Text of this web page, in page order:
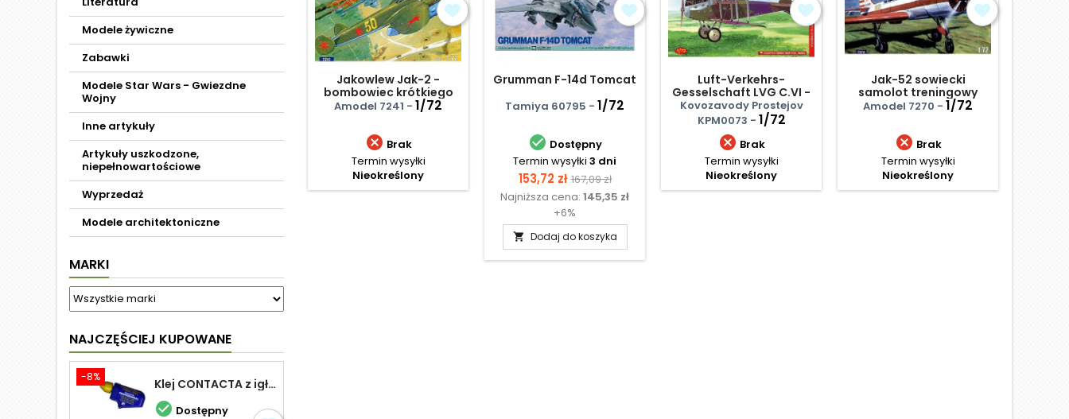
Modele żywiczne
Zabawki
Modele Star Wars - Gwiezdne
Wojny
Inne artykuły
Artykuły uszkodzone,
niepełnowartościowe
Wyprzedaż
Modele architektoniczne
MARKI
NAJCZĘŚCIEJ KUPOWANE
-8% Klej CONTACTA z igłą do plastiku 25,0 g
 Dostępny
Jakowlew Jak-2 -
bombowiec krótkiego
zasięgu
Amodel 7241 - 1/72
 Brak
Termin wysyłki
Nieokreślony
Grumman F-14d Tomcat
Tamiya 60795 - 1/72
 Dostępny
Termin wysyłki 3 dni
Cena
153,72 zł Cena
podstawowa
167,09 zł
Najniższa cena: 145,35 zł
+6%
 Dodaj do koszyka
Luft-Verkehrs-
Gesselschaft LVG C.VI -
Litwa
Kovozavody Prostejov
KPM0073 - 1/72
 Brak
Termin wysyłki
Nieokreślony
Jak-52 sowiecki
samolot treningowy
Amodel 7270 - 1/72
 Brak
Termin wysyłki
Nieokreślony